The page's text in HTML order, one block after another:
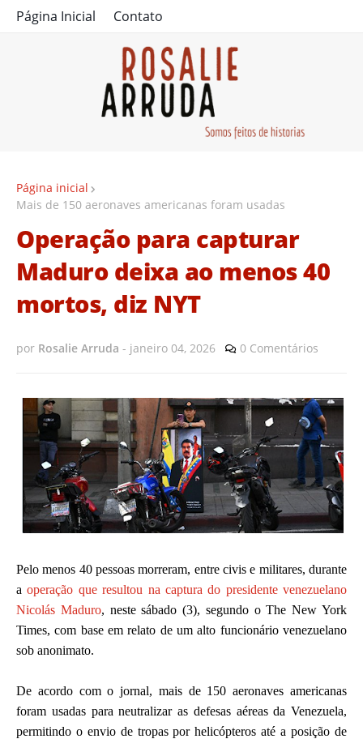
Página Inicial Contato
Página inicial
Mais de 150 aeronaves americanas foram usadas
Operação para capturar
Maduro deixa ao menos 40
mortos, diz NYT
por Rosalie Arruda - janeiro 04, 2026 0 Comentários
Pelo menos 40 pessoas morreram, entre civis e militares, durante
aoperação que resultou na captura do presidente venezuelano
Nicolás Maduro, neste sábado (3), segundo o The New York
Times, com base em relato de um alto funcionário venezuelano
sob anonimato.
De acordo com o jornal, mais de 150 aeronaves americanas
foram usadas para neutralizar as defesas aéreas da Venezuela,
permitindo o envio de tropas por helicópteros até a posição de